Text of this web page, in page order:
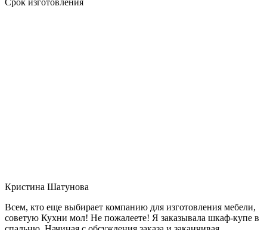
Кристина Шатунова
Всем, кто еще выбирает компанию для изготовления мебели,
советую Кухни мол! Не пожалеете! Я заказывала шкаф-купе в